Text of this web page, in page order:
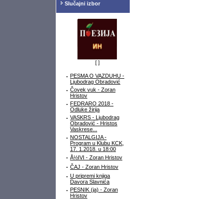
Slučajni izbor
[ ]
· PESMA O VAZDUHU -
Ljubodrag Obradović
· Čovek vuk - Zoran
Hristov
· FEDRARO 2018 -
Odluke žirija
· VASKRS - Ljubodrag
Obradović - Hristos
Vaskrese...
· NOSTALGIJA -
Program u Klubu KCK,
17. 1.2018. u 18:00
· Å½IVI - Zoran Hristov
· ČAJ - Zoran Hristov
· U pripremi knjiga
Davora Slavnića
· PESNIK (ja) - Zoran
Hristov